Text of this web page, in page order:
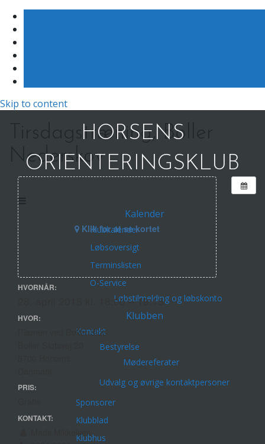
Skip to content
HORSENS
ORIENTERINGSKLUB
Kalender
Klubkalender
Løbsoversigt
Terminslisten
O-Service
Løbstilmelding og løbskonto
Klubben
Kontakt
Bestyrelse
Mødereferater
Udvalg og øvrige kontaktpersoner
Sponsorer
Klubblad
Klubhus
Tirsdagstræning, Boller
Nederskov
Klik for at se kortet
HVORNÅR:
28. april 2015 kl. 18:00 – 19:15
HVOR:
Plænen ved Boller Slot
PRIS:
KONTAKT:
Mads Mikkelsen